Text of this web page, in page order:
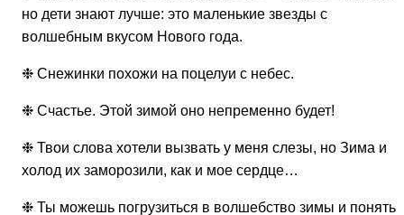
но дети знают лучше: это маленькие звезды с
волшебным вкусом Нового года.
❉ Снежинки похожи на поцелуи с небес.
❉ Счастье. Этой зимой оно непременно будет!
❉ Твои слова хотели вызвать у меня слезы, но Зима и
холод их заморозили, как и мое сердце…
❉ Ты можешь погрузиться в волшебство зимы и понять,